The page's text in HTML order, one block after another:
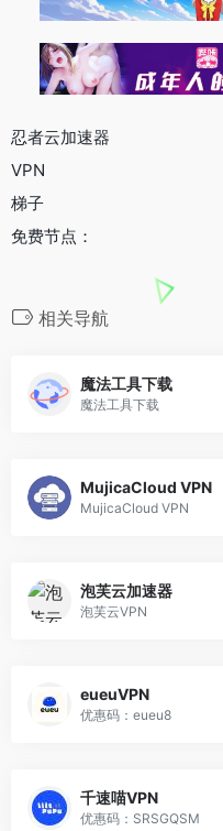
忍者云加速器
VPN
梯子
免费节点：
相关导航
魔法工具下载
魔法工具下载
MujicaCloud VPN
MujicaCloud VPN
泡芙云加速器
泡芙云VPN
eueuVPN
优惠码：eueu8
千速喵VPN
优惠码：SRSGQSM